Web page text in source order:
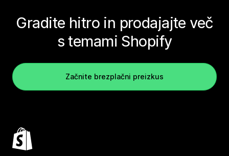
Gradite hitro in prodajajte več
s temami Shopify
Začnite brezplačni preizkus